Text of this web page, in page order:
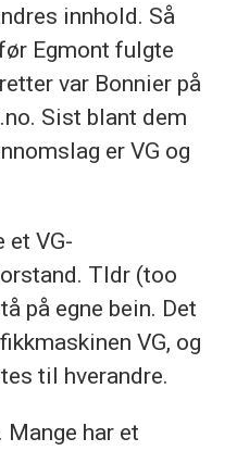
innhold. Så
Egmont fulgte
var Bonnier på
Sist blant dem
er VG og
et VG-
Tldr (too
på egne bein. Det
VG, og
til hverandre.
Mange har et